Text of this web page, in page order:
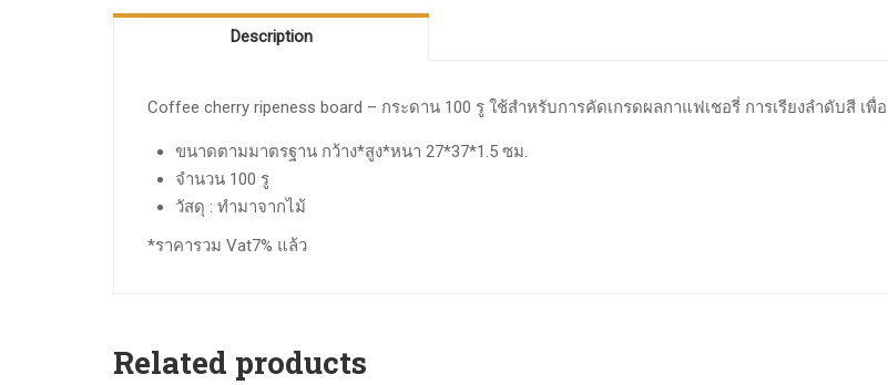
Description
Coffee cherry ripeness board – กระดาน 100 รู ใช้สำหรับการคัดเกรดผลกาแฟเชอรี่ การเรียงลำดับสี
ขนาดตามมาตรฐาน กว้าง*สูง*หนา 27*37*1.5 ซม.
จำนวน 100 รู
วัสดุ : ทำมาจากไม้
*ราคารวม Vat7% แล้ว
Related products